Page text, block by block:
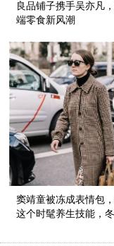
良品铺子携手吴亦凡
端零食新风潮
窦靖童被冻成表情包
这个时髦养生技能，